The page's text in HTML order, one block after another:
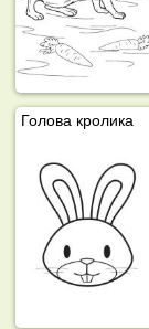
Голова кролика